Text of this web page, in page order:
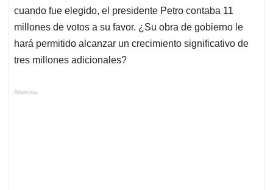
cuando fue elegido, el presidente Petro contaba 11
millones de votos a su favor. ¿Su obra de gobierno le
hará permitido alcanzar un crecimiento significativo de
tres millones adicionales?
Anuncios.